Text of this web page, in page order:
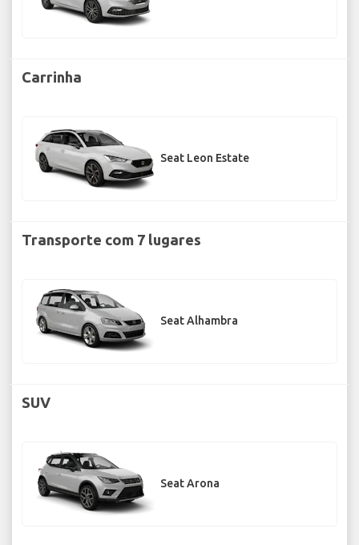
Carrinha
Seat Leon Estate
Transporte com 7 lugares
Seat Alhambra
SUV
Seat Arona